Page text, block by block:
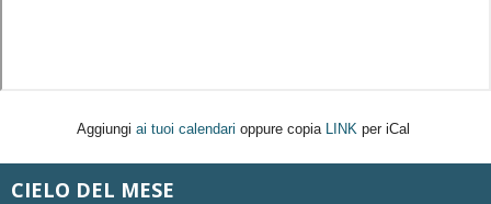
Aggiungi ai tuoi calendari oppure copia LINK per iCal
CIELO DEL MESE